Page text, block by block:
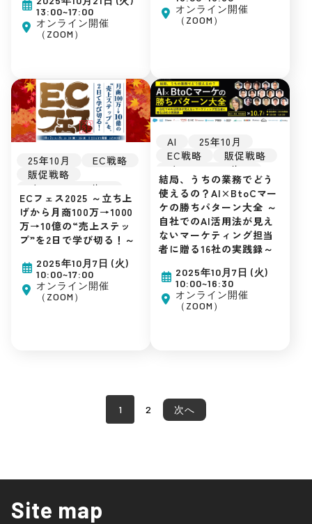
広告運用
集客ノウハウ
13:00~17:00
オンライン開催
（ZOOM）
集客ノウハウ
オンライン開催
（ZOOM）
25年10月
EC戦略
販促戦略
インフルエンサー
楽天市場
Amazon
Yahoo!ショッピング
D2C
SNSマーケティング
自社EC
初めてのEC
広告運用
集客ノウハウ
ECフェス2025 ～立ち上
げから月商100万→1000
万→10億の“売上ステッ
プ”を2日で学び切る！～
2025年10月7日 (火)
10:00~17:00
オンライン開催
（ZOOM）
AI
25年10月
EC戦略
販促戦略
インフルエンサー
楽天市場
Amazon
D2C
SNSマーケティング
自社EC
初めてのEC
広告運用
集客ノウハウ
結局、うちの業務でどう
使えるの？AI×BtoCマー
ケの勝ちパターン大全 ～
自社でのAI活用法が見え
ないマーケティング担当
者に贈る16社の実践録～
2025年10月7日 (火)
10:00~16:30
オンライン開催
（ZOOM）
1 2 次へ
Site map